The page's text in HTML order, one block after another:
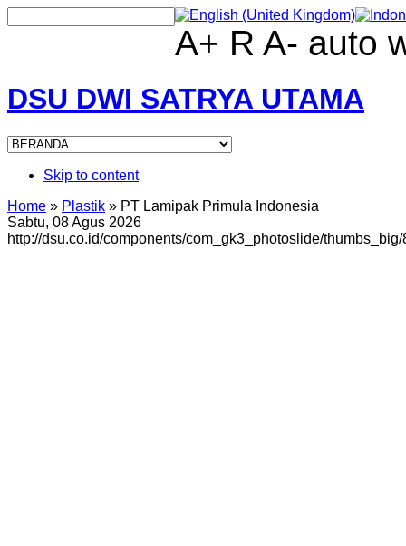
A+ R A- auto
DSU DWI SATRYA UTAMA
Skip to content
Home » Plastik » PT Lamipak Primula Indonesia
Sabtu, 08 Agus 2026
http://dsu.co.id/components/com_gk3_photoslide/